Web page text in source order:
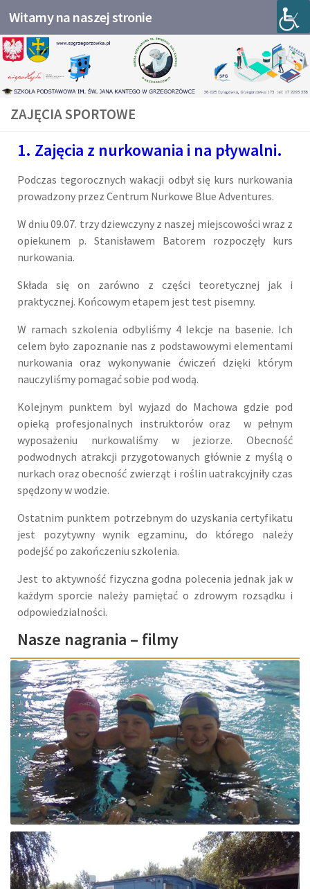
Przejdź do treści
Witamy na naszej stronie
ZAJĘCIA SPORTOWE
1. Zajęcia z nurkowania i na pływalni.
Podczas tegorocznych wakacji odbył się kurs nurkowania
prowadzony przez Centrum Nurkowe Blue Adventures.
W dniu 09.07. trzy dziewczyny z naszej miejscowości wraz z
opiekunem p. Stanisławem Batorem rozpoczęły kurs
nurkowania.
Składa się on zarówno z części teoretycznej jak i
praktycznej. Końcowym etapem jest test pisemny.
W ramach szkolenia odbyliśmy 4 lekcje na basenie. Ich
celem było zapoznanie nas z podstawowymi elementami
nurkowania oraz wykonywanie ćwiczeń dzięki którym
nauczyliśmy pomagać sobie pod wodą.
Kolejnym punktem byl wyjazd do Machowa gdzie pod
opieką profesjonalnych instruktorów oraz w pełnym
wyposażeniu nurkowaliśmy w jeziorze. Obecność
podwodnych atrakcji przygotowanych głównie z myślą o
nurkach oraz obecność zwierząt i roślin uatrakcyjniły czas
spędzony w wodzie.
Ostatnim punktem potrzebnym do uzyskania certyfikatu
jest pozytywny wynik egzaminu, do którego należy
podejść po zakończeniu szkolenia.
Jest to aktywność fizyczna godna polecenia jednak jak w
każdym sporcie należy pamiętać o zdrowym rozsądku i
odpowiedzialności.
Nasze nagrania – filmy